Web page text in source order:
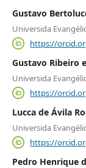
Gustavo
Universida
https://
Gustavo Ribeiro
Universida
https://
Lucca de Ávila
Universida
https://
Pedro Henrique